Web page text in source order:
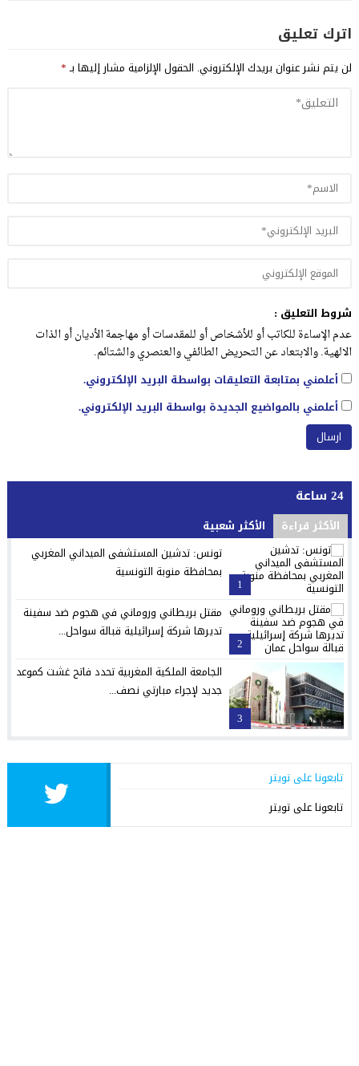
اترك تعليق
لن يتم نشر عنوان بريدك الإلكتروني. الحقول الإلزامية مشار إليها بـ*
شروط التعليق :
عدم الإساءة للكاتب أو للأشخاص أو للمقدسات أو مهاجمة الأديان أو الذات
الالهية. والابتعاد عن التحريض الطائفي والعنصري والشتائم.
أعلمني بمتابعة التعليقات بواسطة البريد الإلكتروني.
أعلمني بالمواضيع الجديدة بواسطة البريد الإلكتروني.
24 ساعة
الأكثر قراءة الأكثر شعبية
1
تونس: تدشين المستشفى الميداني المغربي
بمحافظة منوبة التونسية
2
مقتل بريطاني وروماني في هجوم ضد سفينة
تديرها شركة إسرائيلية قبالة سواحل...
3
الجامعة الملكية المغربية تحدد فاتح غشت كموعد
جديد لإجراء مبارتي نصف...
تابعونا على تويتر
تابعونا على تويتر